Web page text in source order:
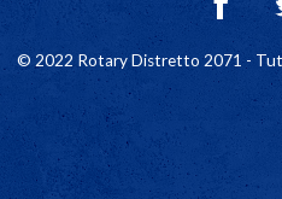
© 2022 Rotary Distretto 2071 -